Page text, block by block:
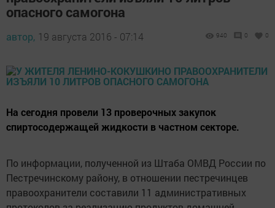
опасного самогона
автор, 19 августа 2016 - 07:14 940 0 0
На сегодня провели 13 проверочных закупок
спиртосодержащей жидкости в частном секторе.
По информации, полученной из Штаба ОМВД России по
Пестречинскому району, в отношении пестречинцев
правоохранители составили 11 административных